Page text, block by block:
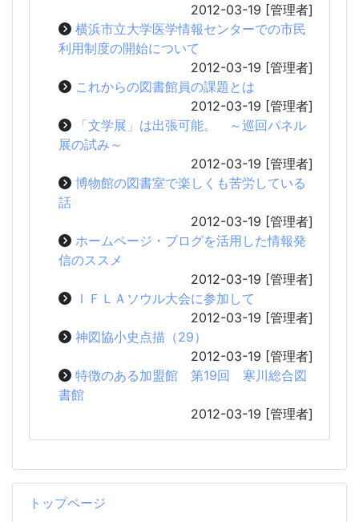
トップページ
2012-03-19 [管理者]
横浜市立大学医学情報センターでの市民
利用制度の開始について
2012-03-19 [管理者]
これからの図書館員の課題とは
2012-03-19 [管理者]
「文学展」は出張可能。 ～巡回パネル
展の試み～
2012-03-19 [管理者]
博物館の図書室で楽しくも苦労している
話
2012-03-19 [管理者]
ホームページ・ブログを活用した情報発
信のススメ
2012-03-19 [管理者]
ＩＦＬＡソウル大会に参加して
2012-03-19 [管理者]
神図協小史点描（29）
2012-03-19 [管理者]
特徴のある加盟館 第19回 寒川総合図
書館
2012-03-19 [管理者]